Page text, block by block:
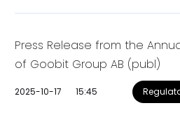
Press Release from the
of Goobit Group AB (publ)
2025-10-17 15:45